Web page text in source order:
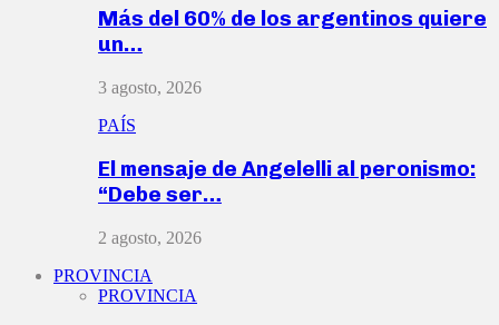
Más del 60% de los argentinos quiere
un…
3 agosto, 2026
PAÍS
El mensaje de Angelelli al peronismo:
“Debe ser…
2 agosto, 2026
PROVINCIA
PROVINCIA